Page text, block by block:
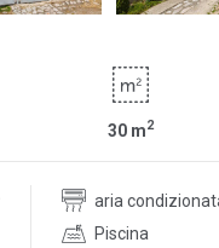
30 m2
aria
Piscina